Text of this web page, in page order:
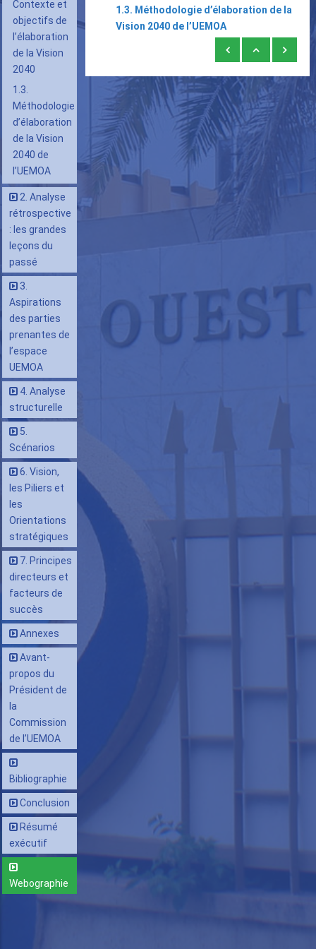
Contexte et
objectifs de
l’élaboration
de la Vision
2040
1.3.
Méthodologie
d’élaboration
de la Vision
2040 de
l’UEMOA
2. Analyse
rétrospective
: les grandes
leçons du
passé
3.
Aspirations
des parties
prenantes de
l’espace
UEMOA
4. Analyse
structurelle
5.
Scénarios
6. Vision,
les Piliers et
les
Orientations
stratégiques
7. Principes
directeurs et
facteurs de
succès
Annexes
Avant-
propos du
Président de
la
Commission
de l’UEMOA
Bibliographie
Conclusion
Résumé
exécutif
Webographie
1.3. Méthodologie d’élaboration de la
Vision 2040 de l’UEMOA
transversaux
de
livre
pour
1.
Introduction